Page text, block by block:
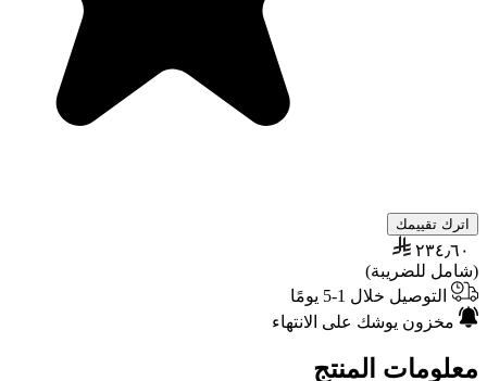
اترك تقييمك
٢٣٤٫٦٠
(شامل للضريبة)
التوصيل خلال 1-5 يومًا
مخزون يوشك على الانتهاء
معلومات المنتج